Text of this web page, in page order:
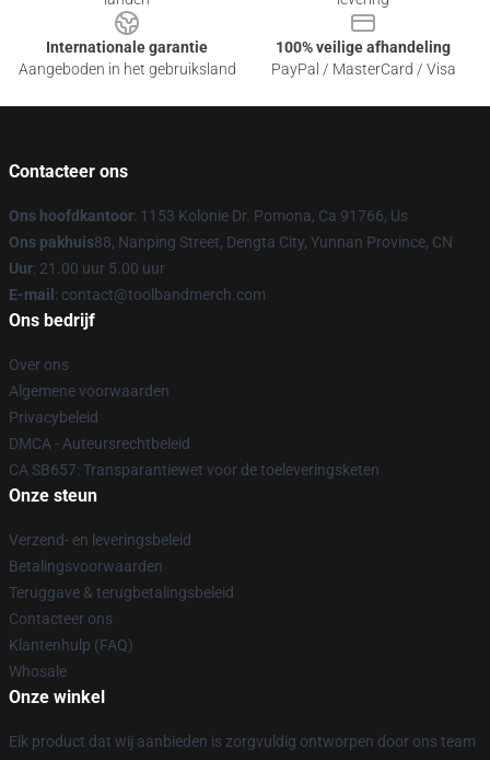
Internationale garantie
Aangeboden in het gebruiksland
100% veilige afhandeling
PayPal / MasterCard / Visa
Contacteer ons
Ons hoofdkantoor: 1153 Kolonie Dr. Pomona, Ca 91766, Us
Ons pakhuis88, Nanping Street, Dengta City, Yunnan Province, CN
Uur: 21.00 uur 5.00 uur
E-mail : contact@toolbandmerch.com
Ons bedrijf
Over ons
Algemene voorwaarden
Privacybeleid
DMCA - Auteursrechtbeleid
CA SB657: Transparantiewet voor de toeleveringsketen
Onze steun
Verzend- en leveringsbeleid
Betalingsvoorwaarden
Teruggave & terugbetalingsbeleid
Contacteer ons
Klantenhulp (FAQ)
Whosale
Onze winkel
Elk product dat wij aanbieden is zorgvuldig ontworpen door ons team